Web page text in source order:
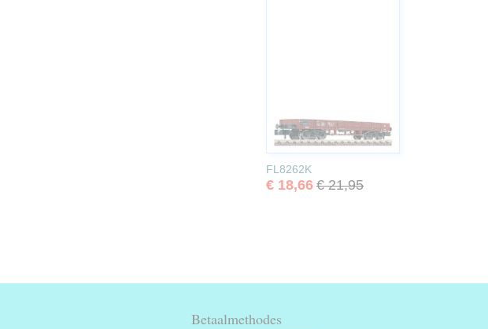
FL8262K
€ 18,66 € 21,95
Betaalmethodes